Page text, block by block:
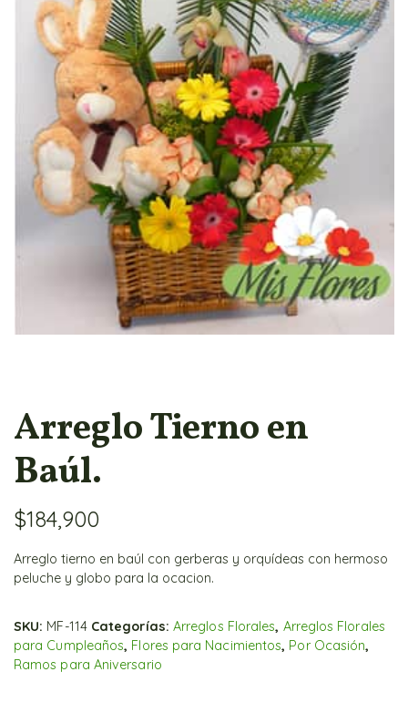
Arreglo Tierno en
Baúl.
$184,900
Arreglo tierno en baúl con gerberas y orquídeas con hermoso
peluche y globo para la ocacion.
SKU: MF-114 Categorías: Arreglos Florales, Arreglos Florales
para Cumpleaños, Flores para Nacimientos, Por Ocasión,
Ramos para Aniversario